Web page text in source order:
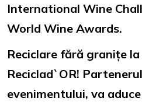
International Wine
World Wine Awards.
Reciclare fără granițe
Reciclad`OR!
evenimentului, va